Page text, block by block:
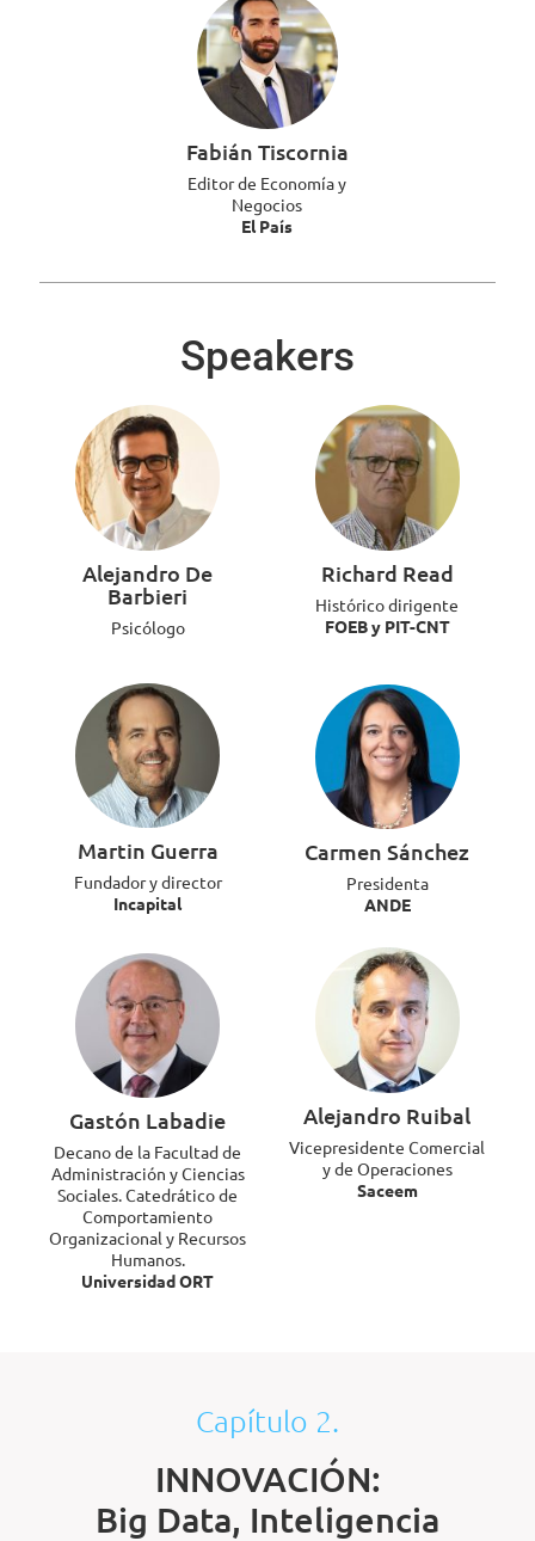
Fabián Tiscornia
Editor de Economía y
Negocios
El País
Speakers
Alejandro De
Barbieri
Psicólogo
Martin Guerra
Fundador y director
Incapital
Gastón Labadie
Decano de la Facultad de
Administración y Ciencias
Sociales. Catedrático de
Comportamiento
Organizacional y Recursos
Humanos.
Universidad ORT
Richard Read
Histórico dirigente
FOEB y PIT-CNT
Carmen Sánchez
Presidenta
ANDE
Alejandro Ruibal
Vicepresidente Comercial
y de Operaciones
Saceem
Capítulo 2.
INNOVACIÓN:
Big Data, Inteligencia